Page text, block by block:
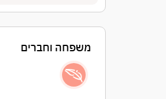
משפחה וחברים